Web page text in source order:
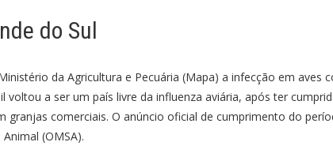
do Sul
da Agricultura e Pecuária (Mapa) a infecção em
voltou a ser um país livre da influenza aviária, após ter
granjas comerciais. O anúncio oficial de cumprimento do
(OMSA).